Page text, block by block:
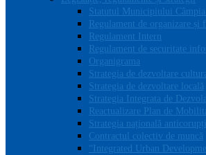
Statutul Municipiului Câmpia
Regulament de organizare și
Regulament Intern
Regulament de securitate
Organigrama
Strategia de dezvoltare
Strategia de dezvoltare locală
Strategia Integrata de
Reactualizare Plan de
Strategia națională
Contractul colectiv de muncă
“Integrated Urban